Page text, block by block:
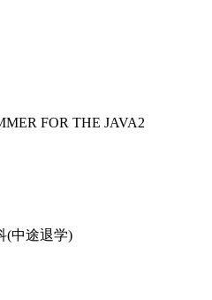
FOR THE JAVA2
(中途退学)